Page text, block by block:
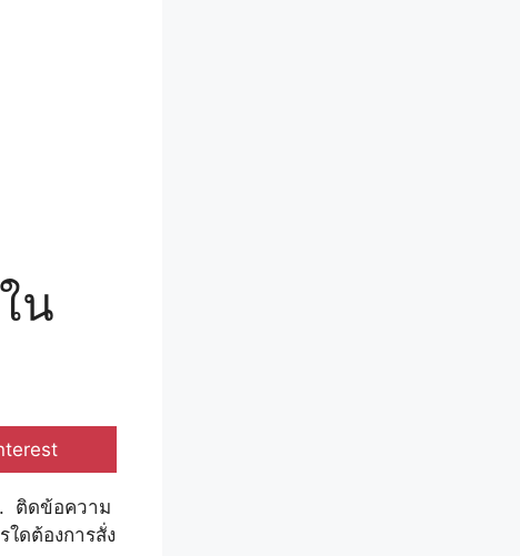
น
. ติดข้อความ
ดต้องการสั่ง